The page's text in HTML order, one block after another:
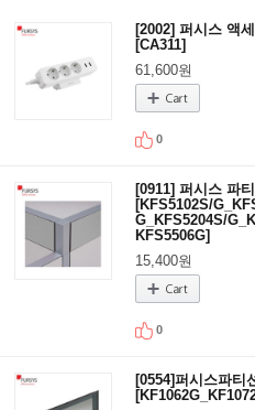
[2002] 퍼시스 액
[CA311]
61,600원
0
[0911] 퍼시스 파
[KFS5102S/
G_KFS5204S/
KFS5506G]
15,400원
0
[0554]퍼시스파티